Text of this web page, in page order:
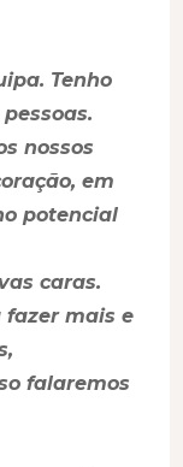
Tenho
nossos
em
potencial
caras.
fazer mais e
falaremos